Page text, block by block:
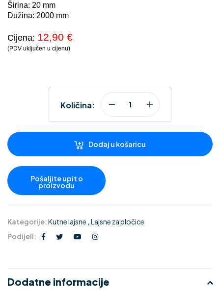
Širina: 20 mm
Dužina: 2000 mm
Cijena: 12,90 €
(PDV uključen u cijenu)
Količina:
Dodaj u košaricu
Kategorije:Kutne lajsne ,Lajsne za pločice
Podijeli:
Dodatne informacije